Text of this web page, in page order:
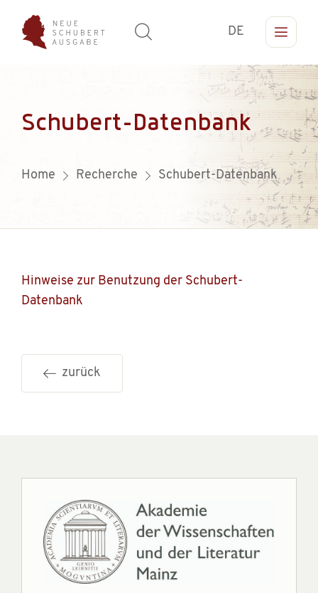
DE
Schubert-Datenbank
Home Recherche Schubert-Datenbank
Hinweise zur Benutzung der Schubert-
Datenbank
zurück